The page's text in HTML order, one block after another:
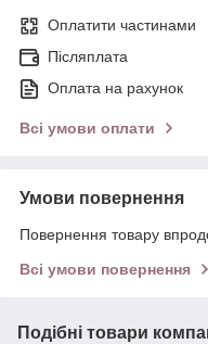
Оплатити частинами
Післяплата
Оплата на рахунок
Всі умови оплати
Умови повернення
Повернення товару
Всі умови повернення
Подібні товари